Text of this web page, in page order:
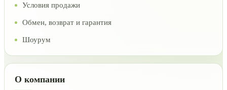
Условия продажи
Обмен, возврат и гарантия
Шоурум
О компании